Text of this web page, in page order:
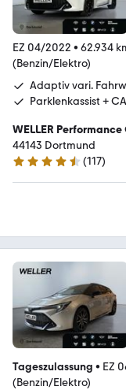
EZ 04/2022 • 62.934
(Benzin/Elektro)
Adaptiv vari.
Parklenkassist +
WELLER Performance
44143 Dortmund
4.6 Sterne
(117)
Tageszulassung • EZ
(Benzin/Elektro)